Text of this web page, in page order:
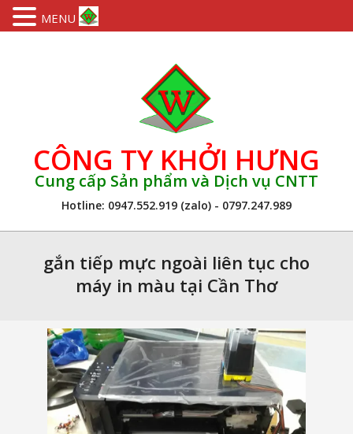
CÔNG TY KHỞI HƯNG
Cung cấp Sản phẩm và Dịch vụ CNTT
Hotline: 0947.552.919 (zalo) - 0797.247.989
Navigationgắn tiếp mực ngoài liên tục cho
máy in màu tại Cần Thơ
MENU